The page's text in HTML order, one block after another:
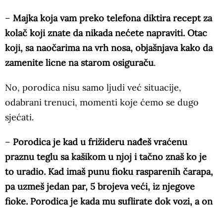
– Majka koja vam preko telefona diktira recept za
kolač koji znate da nikada nećete napraviti. Otac
koji, sa naočarima na vrh nosa, objašnjava kako da
zamenite licne na starom osiguraču.
No, porodica nisu samo ljudi već situacije,
odabrani trenuci, momenti koje ćemo se dugo
sjećati.
– Porodica je kad u frižideru nađeš vraćenu
praznu teglu sa kašikom u njoj i tačno znaš ko je
to uradio. Kad imaš punu fioku rasparenih čarapa,
pa uzmeš jedan par, 5 brojeva veći, iz njegove
fioke. Porodica je kada mu suflirate dok vozi, a on